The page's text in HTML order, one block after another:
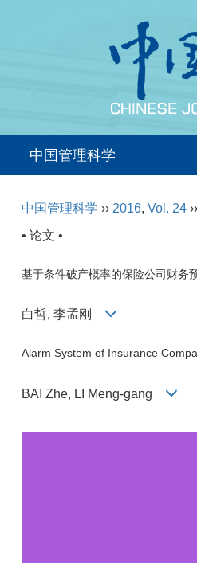
中国管理科学
中国管理科学 ›› 2016, Vol. 24 ››
• 论文 •
基于条件破产概率的保险公司财务
白哲, 李孟刚
Alarm System of Insurance
BAI Zhe, LI Meng-gang